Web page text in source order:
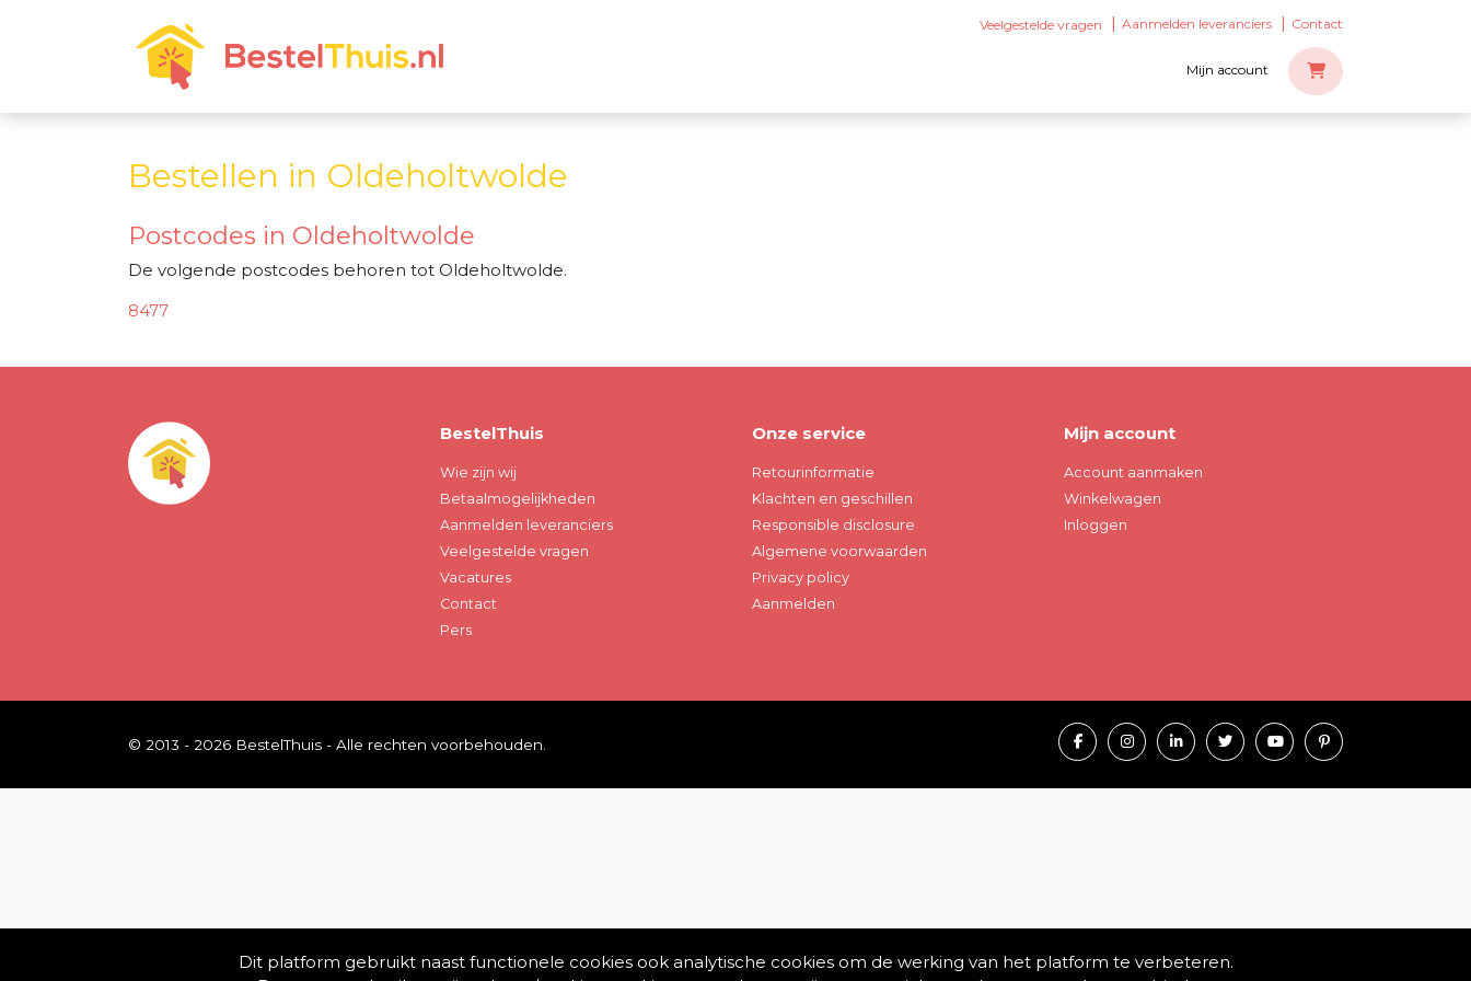
Veelgestelde vragen Aanmelden leveranciers Contact
Mijn account
Bestellen in Oldeholtwolde
Postcodes in Oldeholtwolde
De volgende postcodes behoren tot Oldeholtwolde.
8477
BestelThuis
Wie zijn wij
Betaalmogelijkheden
Aanmelden leveranciers
Veelgestelde vragen
Vacatures
Contact
Pers
Onze service
Retourinformatie
Klachten en geschillen
Responsible disclosure
Algemene voorwaarden
Privacy policy
Aanmelden
Mijn account
Account aanmaken
Winkelwagen
Inloggen
© 2013 - 2026 BestelThuis - Alle rechten voorbehouden.
Dit platform gebruikt naast functionele cookies ook analytische cookies om de werking van het platform te verbeteren.